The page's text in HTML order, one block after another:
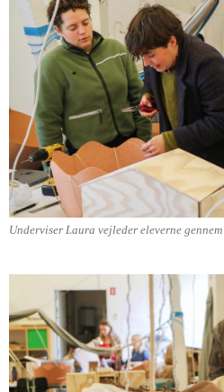
Underviser Laura vejleder eleverne